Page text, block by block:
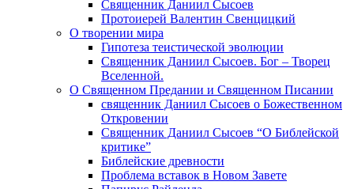
Священник Даниил Сысоев
Протоиерей Валентин Свенцицкий
О творении мира
Гипотеза теистической эволюции
Священник Даниил Сысоев. Бог – Творец
Вселенной.
О Священном Предании и Священном Писании
священник Даниил Сысоев о Божественном
Откровении
Священник Даниил Сысоев “О Библейской
критике”
Библейские древности
Проблема вставок в Новом Завете